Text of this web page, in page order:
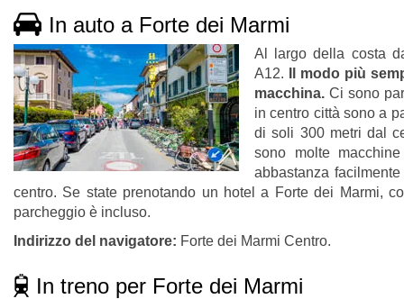
In auto a Forte dei Marmi
Al largo della costa
A12.
Il modo più
macchina. Ci sono
in centro città sono a
di soli 300 metri dal
sono molte
abbastanza
centro. Se state prenotando un hotel a Forte dei Marmi,
parcheggio è incluso.
Indirizzo del navigatore: Forte dei Marmi Centro.
In treno per Forte dei Marmi